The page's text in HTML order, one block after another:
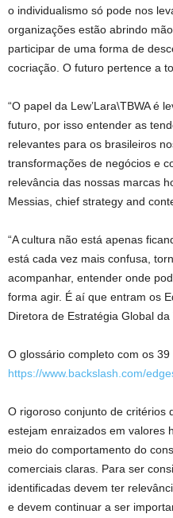
o individualismo só pode nos
organizações estão abrindo
participar de uma forma de
cocriação. O futuro pertence a
“O papel da Lew’Lara\TBWA é
futuro, por isso entender as
relevantes para os brasileiros
transformações de negócios e
relevância das nossas marcas
Messias, chief strategy and
“A cultura não está apenas
está cada vez mais confusa,
acompanhar, entender onde
forma agir. É aí que entram os
Diretora de Estratégia Global da
O glossário completo com os
https://www.backslash.com/
O rigoroso conjunto de critérios
estejam enraizados em valores
meio do comportamento do
comerciais claras. Para ser
identificadas devem ter
e devem continuar a ser